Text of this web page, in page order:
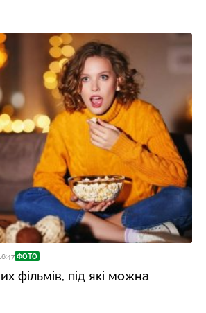
ФОТО
фільмів, під які можна